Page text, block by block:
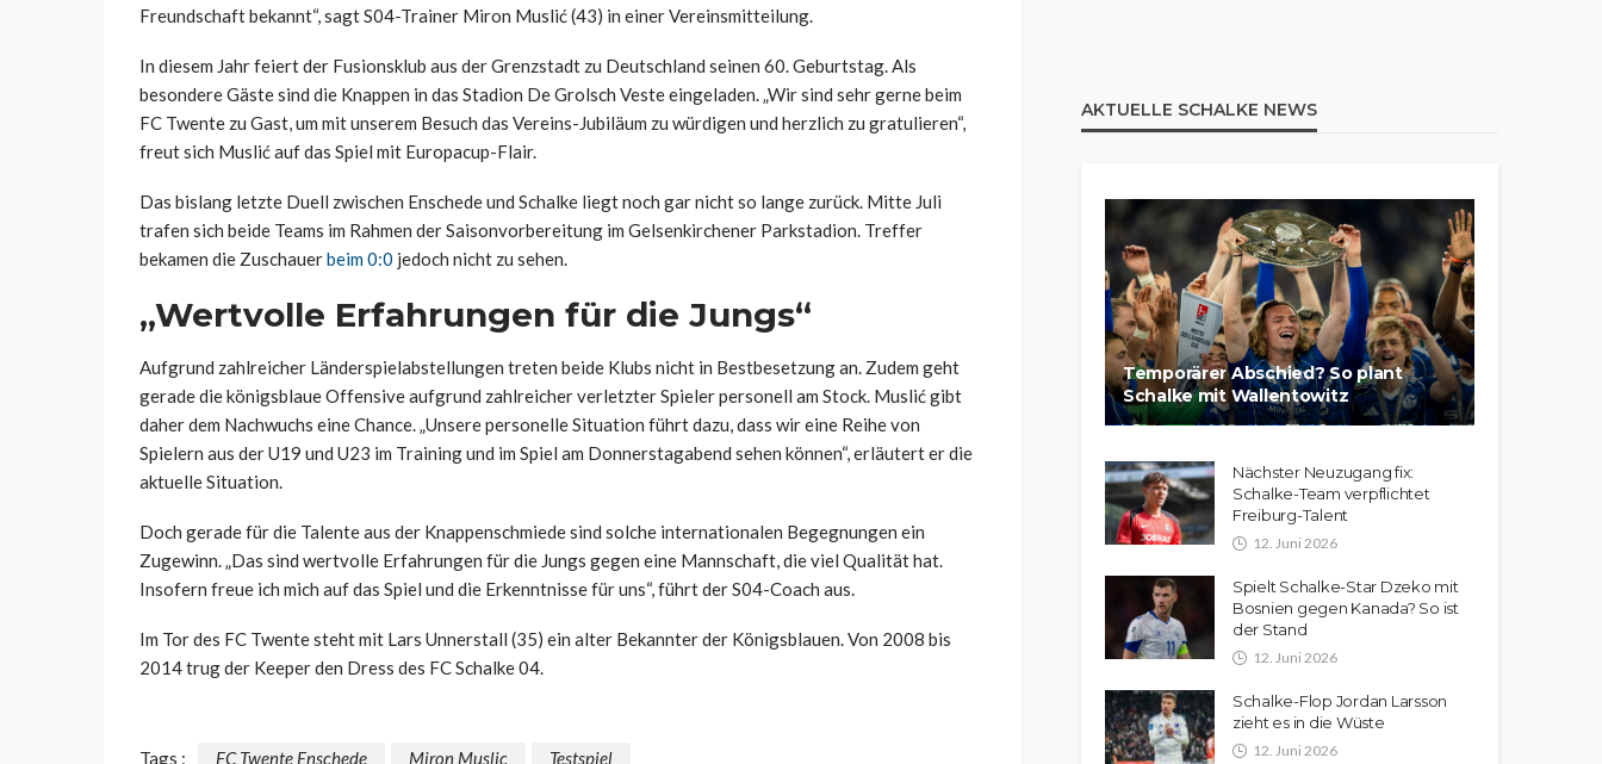
Freundschaft bekannt“, sagt S04-Trainer Miron Muslić (43) in einer Vereinsmitteilung.
In diesem Jahr feiert der Fusionsklub aus der Grenzstadt zu Deutschland seinen 60. Geburtstag. Als
besondere Gäste sind die Knappen in das Stadion De Grolsch Veste eingeladen. „Wir sind sehr gerne beim
FC Twente zu Gast, um mit unserem Besuch das Vereins-Jubiläum zu würdigen und herzlich zu gratulieren“,
freut sich Muslić auf das Spiel mit Europacup-Flair.
Das bislang letzte Duell zwischen Enschede und Schalke liegt noch gar nicht so lange zurück. Mitte Juli
trafen sich beide Teams im Rahmen der Saisonvorbereitung im Gelsenkirchener Parkstadion. Treffer
bekamen die Zuschauerbeim 0:0 jedoch nicht zu sehen.
„Wertvolle Erfahrungen für die Jungs“
Aufgrund zahlreicher Länderspielabstellungen treten beide Klubs nicht in Bestbesetzung an. Zudem geht
gerade die königsblaue Offensive aufgrund zahlreicher verletzter Spieler personell am Stock. Muslić gibt
daher dem Nachwuchs eine Chance. „Unsere personelle Situation führt dazu, dass wir eine Reihe von
Spielern aus der U19 und U23 im Training und im Spiel am Donnerstagabend sehen können“, erläutert er die
aktuelle Situation.
Doch gerade für die Talente aus der Knappenschmiede sind solche internationalen Begegnungen ein
Zugewinn. „Das sind wertvolle Erfahrungen für die Jungs gegen eine Mannschaft, die viel Qualität hat.
Insofern freue ich mich auf das Spiel und die Erkenntnisse für uns“, führt der S04-Coach aus.
Im Tor des FC Twente steht mit Lars Unnerstall (35) ein alter Bekannter der Königsblauen. Von 2008 bis
2014 trug der Keeper den Dress des FC Schalke 04.
Tags : FC Twente Enschede Miron Muslic Testspiel
AKTUELLE SCHALKE NEWS
Temporärer Abschied? So plant
Schalke mit Wallentowitz
Nächster Neuzugang fix:
Schalke-Team verpflichtet
Freiburg-Talent
12. Juni 2026
Spielt Schalke-Star Dzeko mit
Bosnien gegen Kanada? So ist
der Stand
12. Juni 2026
Schalke-Flop Jordan Larsson
zieht es in die Wüste
12. Juni 2026